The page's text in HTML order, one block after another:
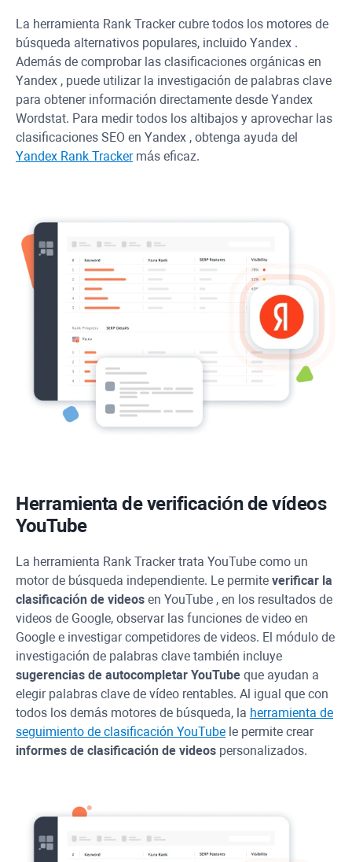
La herramienta Rank Trackercubre todos los motores de
búsqueda alternativos populares, incluido Yandex .
Además de comprobar las clasificaciones orgánicas en
Yandex , puede utilizar la investigación de palabras clave
para obtener información directamente desde Yandex
Wordstat. Para medir todos los altibajos y aprovechar las
clasificaciones SEO en Yandex , obtenga ayuda del
Yandex Rank Trackermás eficaz.
Herramienta de verificación de vídeos
YouTube
La herramienta Rank Trackertrata YouTube como un
motor de búsqueda independiente. Le permite verificar la
clasificación de videos en YouTube , en los resultados de
videos de Google, observar las funciones de video en
Google e investigar competidores de videos. El módulo de
investigación de palabras clave también incluye
sugerencias de autocompletar YouTube que ayudan a
elegir palabras clave de vídeo rentables. Al igual que con
todos los demás motores de búsqueda, la herramienta de
seguimiento de clasificación YouTube le permite crear
informes de clasificación de videos personalizados.